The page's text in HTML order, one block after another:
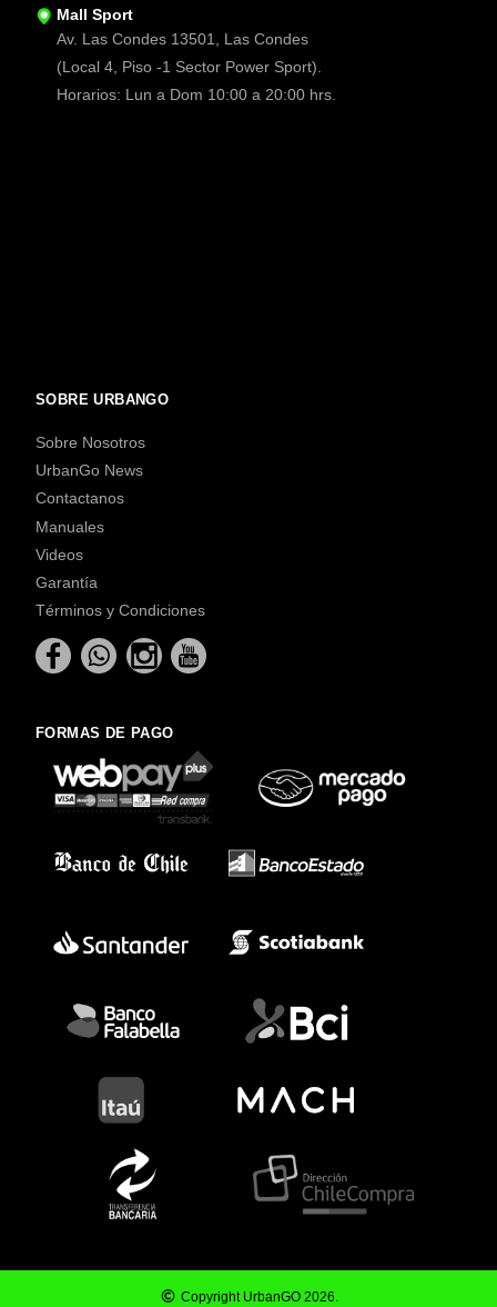
Mall Sport
Av. Las Condes 13501, Las Condes
(Local 4, Piso -1 Sector Power Sport).
Horarios: Lun a Dom 10:00 a 20:00 hrs.
SOBRE URBANGO
Sobre Nosotros
UrbanGo News
Contactanos
Manuales
Videos
Garantía
Términos y Condiciones
FORMAS DE PAGO
Copyright UrbanGO 2026.